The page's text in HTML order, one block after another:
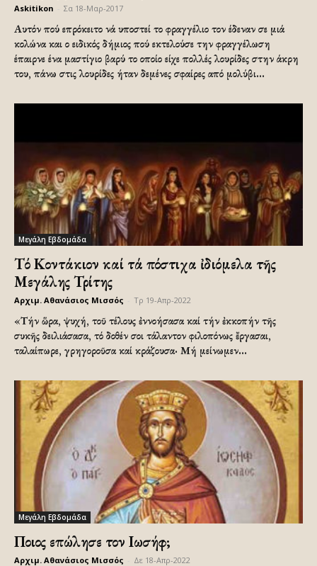
Askitikon Σα 18-Μαρ-2017
Αυτόν πού επρόκειτο νά υποστεί το φραγγέλιο τον έδεναν σε μιά
κολώνα και ο ειδικός δήμιος πού εκτελούσε την φραγγέλωση
έπαιρνε ένα μαστίγιο βαρύ το οποίο είχε πολλές λουρίδες στην άκρη
του, πάνω στις λουρίδες ήταν δεμένες σφαίρες από μολύβι...
Μεγάλη Εβδομάδα
Τό Κοντάκιον καί τά Ἀπόστιχα ἰδιόμελα τῆς
Μεγάλης Τρίτης
Αρχιμ. Αθανάσιος Μισσός Τρ 19-Απρ-2022
«Τήν ὥρα, ψυχή, τοῦ τέλους ἐννοήσασα καί τήν ἐκκοπήν τῆς
συκῆς δειλιάσασα, τό δοθέν σοι τάλαντον φιλοπόνως ἔργασαι,
ταλαίπωρε, γρηγοροῦσα καί κράζουσα· Μή μείνωμεν...
Μεγάλη Εβδομάδα
Ποιος επώλησε τον Ιωσήφ;
Αρχιμ. Αθανάσιος Μισσός Δε 18-Απρ-2022